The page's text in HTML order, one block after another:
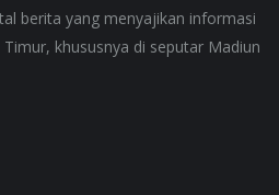
berita yang menyajikan informasi
khususnya di seputar Madiun